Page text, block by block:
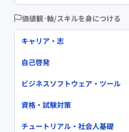
価値観･軸/スキルを身につける
キャリア・志
自己啓発
ビジネスソフトウェア・ツール
資格・試験対策
チュートリアル・社会人基礎